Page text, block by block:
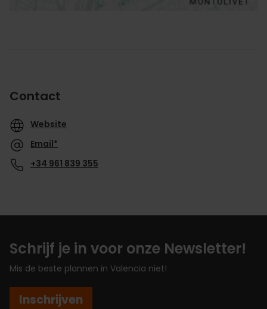
Contact
Website
Email*
+34 961 839 355
Schrijf je in voor onze Newsletter!
Mis de beste plannen in Valencia niet!
Inschrijven